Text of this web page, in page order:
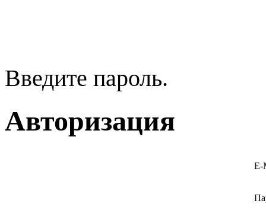
Введите пароль.
Авторизация
E-